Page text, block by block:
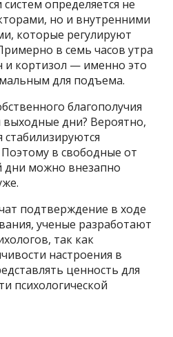
определяется не
но и внутренними
которые регулируют
в семь часов утра
и кортизол — именно это
для подъема.
благополучия
выходные дни? Вероятно,
стабилизируются
в свободные от
дни можно внезапно
подтверждение в ходе
ученые разработают
так как
настроения в
ценность для
психологической